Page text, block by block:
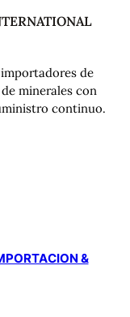
de
minerales con
continuo.
&